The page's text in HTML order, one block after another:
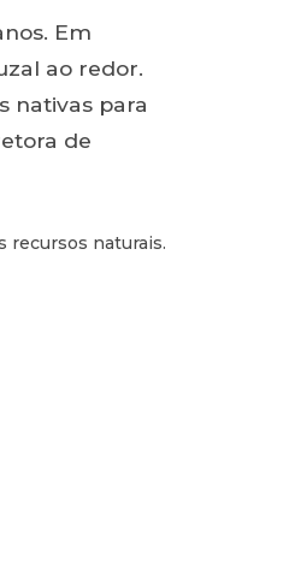
Em
ao redor.
nativas para
de
recursos naturais.